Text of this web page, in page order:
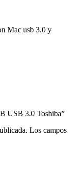
Mac usb 3.0 y
USB 3.0 Toshiba”
Los campos